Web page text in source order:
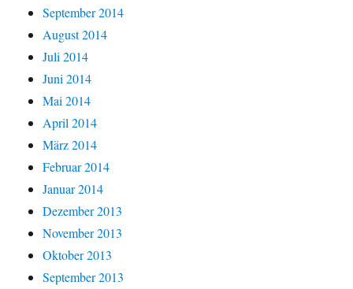
September 2014
August 2014
Juli 2014
Juni 2014
Mai 2014
April 2014
März 2014
Februar 2014
Januar 2014
Dezember 2013
November 2013
Oktober 2013
September 2013